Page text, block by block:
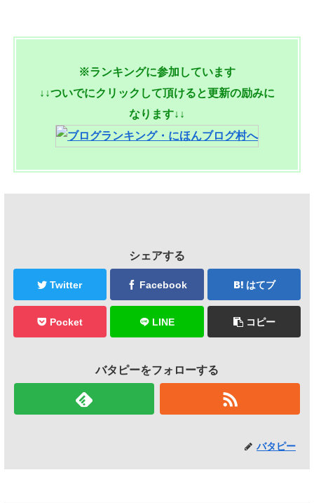
※ランキングに参加しています
↓↓ついでにクリックして頂けると更新の励みに
なります↓↓
シェアする
Twitter Facebook はてブ
Pocket LINE コピー
バタピーをフォローする
バタピー